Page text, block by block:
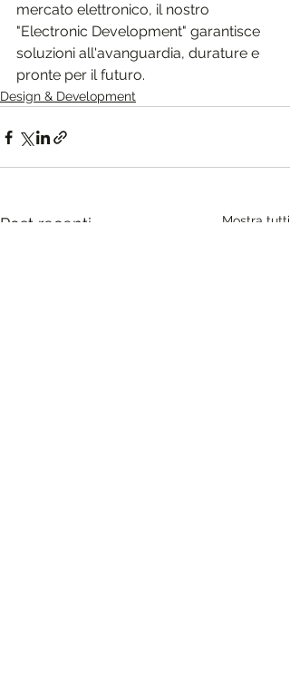
mercato elettronico, il nostro
"Electronic Development" garantisce
soluzioni all'avanguardia, durature e
pronte per il futuro.
Design & Development
Post recenti Mostra tutti